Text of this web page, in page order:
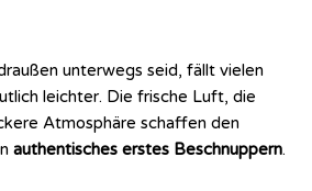
unterwegs seid, fällt vielen
leichter. Die frische Luft, die
Atmosphäre schaffen den
authentisches erstes Beschnuppern.